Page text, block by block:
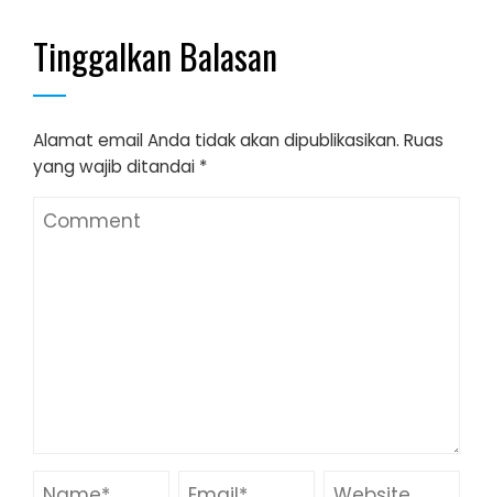
Tinggalkan Balasan
Alamat email Anda tidak akan dipublikasikan. Ruas
yang wajib ditandai *